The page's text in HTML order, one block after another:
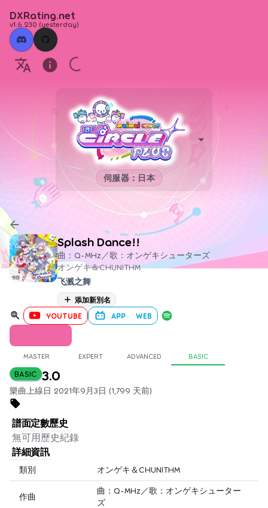
DXRating.net
v1.6.230 (yesterday)
伺服器：日本
Splash Dance!!
曲：Q-MHz／歌：オンゲキシューターズ
オンゲキ＆CHUNITHM
飞溅之舞
添加新別名
YOUTUBE APP WEB
MASTER EXPERT ADVANCED BASIC
BASIC 3.0
樂曲上線日 2021年9月3日 (1,799 天前)
譜面定數歷史
無可用歷史紀錄
詳細資訊
類別 オンゲキ＆CHUNITHM
作曲
曲：Q-MHz／歌：オンゲキシューター
ズ